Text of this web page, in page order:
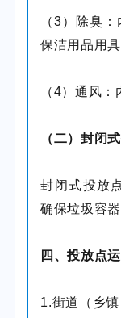
（3）除臭
保洁用品用具
（4）通风
（二）封闭
封闭式投放
确保垃圾容
四、投放点
1.街道（乡